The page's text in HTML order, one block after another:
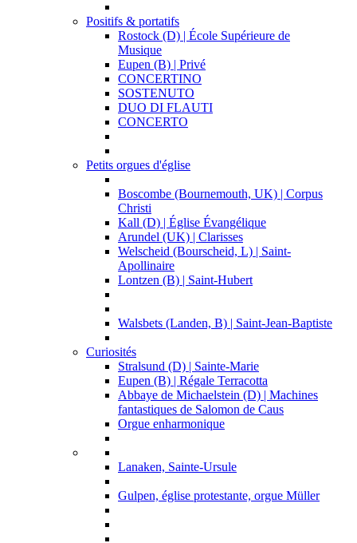
Positifs & portatifs
Rostock (D) | École Supérieure de
Musique
Eupen (B) | Privé
CONCERTINO
SOSTENUTO
DUO DI FLAUTI
CONCERTO
Petits orgues d'église
Boscombe (Bournemouth, UK) | Corpus
Christi
Kall (D) | Église Évangélique
Arundel (UK) | Clarisses
Welscheid (Bourscheid, L) | Saint-
Apollinaire
Lontzen (B) | Saint-Hubert
Walsbets (Landen, B) | Saint-Jean-Baptiste
Curiosités
Stralsund (D) | Sainte-Marie
Eupen (B) | Régale Terracotta
Abbaye de Michaelstein (D) | Machines
fantastiques de Salomon de Caus
Orgue enharmonique
Lanaken, Sainte-Ursule
Gulpen, église protestante, orgue Müller